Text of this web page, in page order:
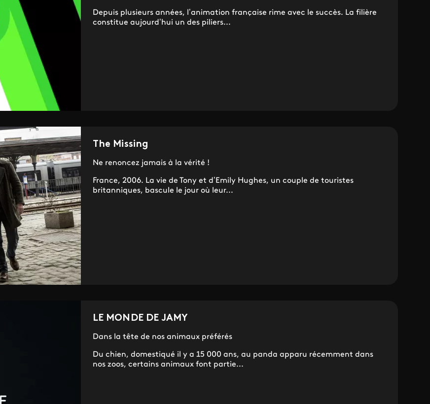
Depuis plusieurs années, l’animation française rime avec le succès. La filière
constitue aujourd’hui un des piliers...
The Missing
Ne renoncez jamais à la vérité !
France, 2006. La vie de Tony et d’Emily Hughes, un couple de touristes
britanniques, bascule le jour où leur...
LE MONDE DE JAMY
Dans la tête de nos animaux préférés
Du chien, domestiqué il y a 15 000 ans, au panda apparu récemment dans
nos zoos, certains animaux font partie...